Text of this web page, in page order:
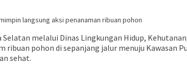
langsung aksi penanaman ribuan pohon
melalui Dinas Lingkungan Hidup,
ribuan pohon di sepanjang jalur menuju
sehat.